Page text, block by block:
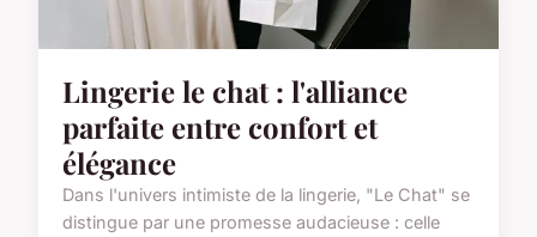
Lingerie le chat : l'alliance
parfaite entre confort et
élégance
Dans l'univers intimiste de la lingerie, "Le Chat" se
distingue par une promesse audacieuse : celle